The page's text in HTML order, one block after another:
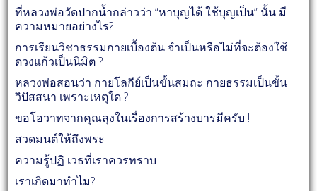
ที่หลวงพ่อวัดปากน้ำกล่าวว่า “หาบุญได้ ใช้บุญเป็น” นั้น มี
ความหมายอย่างไร?
การเรียนวิชาธรรมกายเบื้องต้น จำเป็นหรือไม่ที่จะต้องใช้
ดวงแก้วเป็นนิมิต ?
หลวงพ่อสอนว่า กายโลกีย์เป็นขั้นสมถะ กายธรรมเป็นขั้น
วิปัสสนา เพราะเหตุใด ?
ขอโอวาทจากคุณลุงในเรื่องการสร้างบารมีครับ !
สวดมนต์ให้ถึงพระ
ความรู้ปฏิ เวธที่เราควรทราบ
เราเกิดมาทำไม?